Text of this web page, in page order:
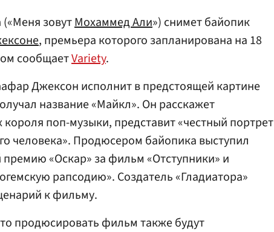
зовутМохаммед Али») снимет байопик
, премьера которого запланирована на 18
сообщаетVariety.
Джексон исполнит в предстоящей картине
название «Майкл». Он расскажет
короля поп-музыки, представит «честный портрет
человека». Продюсером байопика выступил
«Оскар» за фильм «Отступники» и
рапсодию». Создатель «Гладиатора»
к фильму.
продюсировать фильм также будут